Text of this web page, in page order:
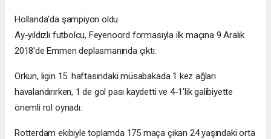
Hollanda'da şampiyon oldu
Ay-yıldızlı futbolcu, Feyenoord formasıyla ilk maçına 9 Aralık
2018'de Emmen deplasmanında çıktı.
Orkun, ligin 15. haftasındaki müsabakada 1 kez ağları
havalandırırken, 1 de gol pası kaydetti ve 4-1'lik galibiyette
önemli rol oynadı.
Rotterdam ekibiyle toplamda 175 maça çıkan 24 yaşındaki orta